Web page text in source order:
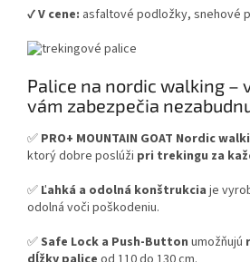
✔️V cene: asfaltové podložky, snehové
Palice na nordic walking –
vám zabezpečia
✅ PRO+ MOUNTAIN GOAT Nordic
ktorý dobre poslúži pri trekingu za
✅ Ľahká a odolná konštrukcia je
odolná voči poškodeniu.
✅Safe Lock a Push-Button umožňujú